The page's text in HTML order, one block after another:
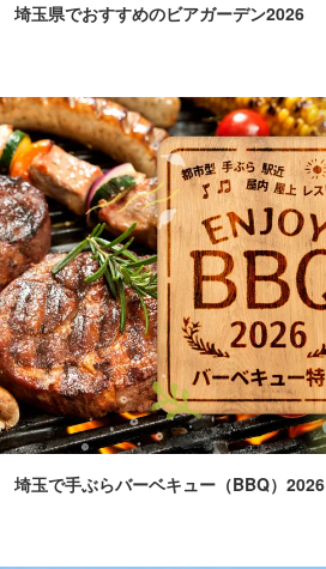
埼玉県でおすすめのビアガーデン2026
埼玉で手ぶらバーベキュー（BBQ）2026